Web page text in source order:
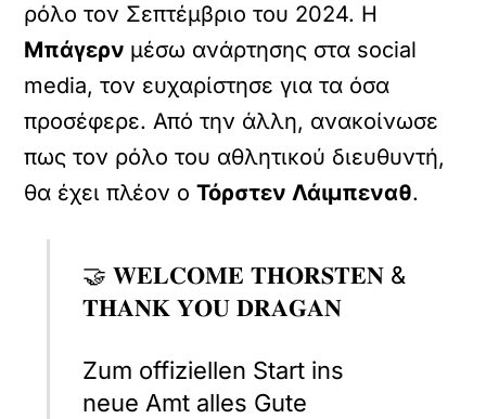
ρόλο τον Σεπτέμβριο του 2024. Η
Μπάγερν μέσω ανάρτησης στα social
media, τον ευχαρίστησε για τα όσα
προσέφερε. Από την άλλη, ανακοίνωσε
πως τον ρόλο του αθλητικού διευθυντή,
θα έχει πλέον οΤόρστεν Λάιμπεναθ.
🤝 𝐖𝐄𝐋𝐂𝐎𝐌𝐄 𝐓𝐇𝐎𝐑𝐒𝐓𝐄𝐍 &
𝐓𝐇𝐀𝐍𝐊 𝐘𝐎𝐔 𝐃𝐑𝐀𝐆𝐀𝐍
Zum offiziellen Start ins
neue Amt alles Gute